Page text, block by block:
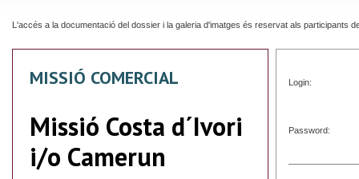
L'accés a la documentació del dossier i la galeria d'imatges és reservat als participants
MISSIÓ COMERCIAL
Missió Costa d´Ivori
i/o Camerun
Login:
Password: